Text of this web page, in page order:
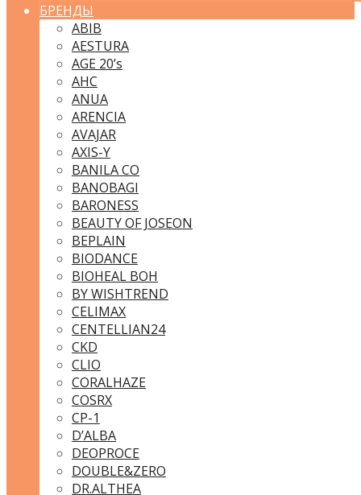
БРЕНДЫ
ABIB
AESTURA
AGE 20’s
AHC
ANUA
ARENCIA
AVAJAR
AXIS-Y
BANILA CO
BANOBAGI
BARONESS
BEAUTY OF JOSEON
BEPLAIN
BIODANCE
BIOHEAL BOH
BY WISHTREND
CELIMAX
CENTELLIAN24
CKD
CLIO
CORALHAZE
COSRX
CP-1
D’ALBA
DEOPROCE
DOUBLE&ZERO
DR.ALTHEA